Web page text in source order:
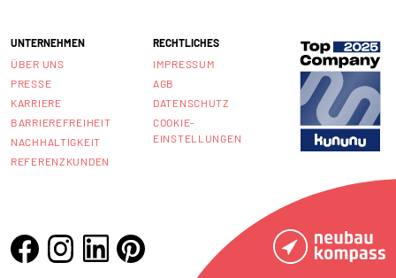
UNTERNEHMEN
ÜBER UNS
PRESSE
KARRIERE
BARRIEREFREIHEIT
NACHHALTIGKEIT
REFERENZKUNDEN
RECHTLICHES
IMPRESSUM
AGB
DATENSCHUTZ
COOKIE-
EINSTELLUNGEN